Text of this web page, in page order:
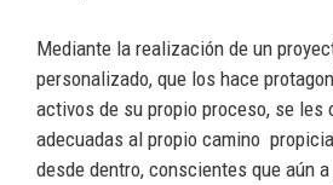
Mediante la realización de un
personalizado, que los hace
activos de su propio proceso, se les
adecuadas al propio camino
desde dentro, conscientes que aún